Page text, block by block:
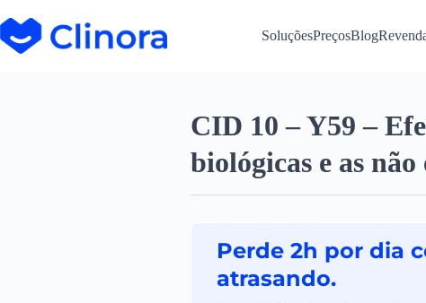
SoluçõesPreçosBlog
CID 10 – Y59 –
biológicas e as não
Perde 2h por dia
atrasando.